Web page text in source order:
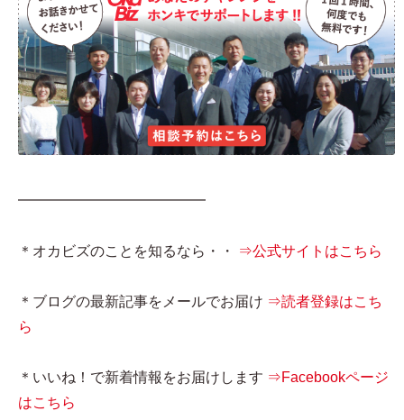
━━━━━━━━━━━━━
＊オカビズのことを知るなら・・ ⇒公式サイトはこちら
＊ブログの最新記事をメールでお届け ⇒読者登録はこち
ら
＊いいね！で新着情報をお届けします ⇒Facebookページ
はこちら